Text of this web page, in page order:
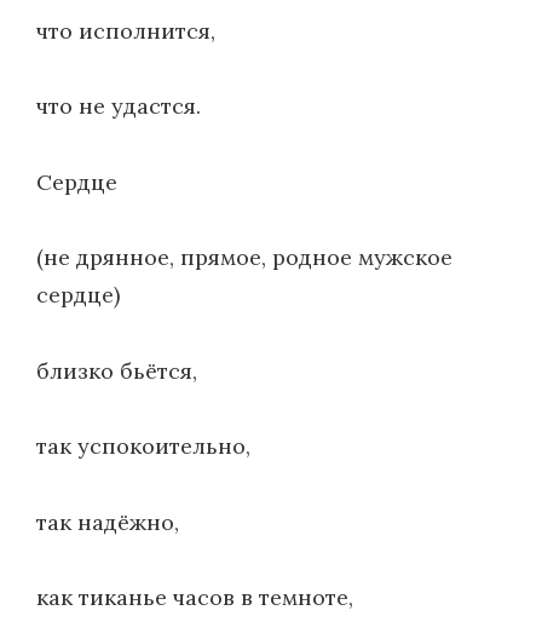
что исполнится,
что не удастся.
Сердце
(не дрянное, прямое, родное мужское
сердце)
близко бьётся,
так успокоительно,
так надёжно,
как тиканье часов в темноте,